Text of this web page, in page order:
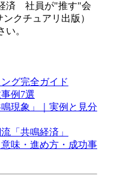
済 社員が"推す"会
クチュアリ出版）
。
グ完全ガイド
例7選
現象」｜実例と見分
「共鳴経済」
味・進め方・成功事